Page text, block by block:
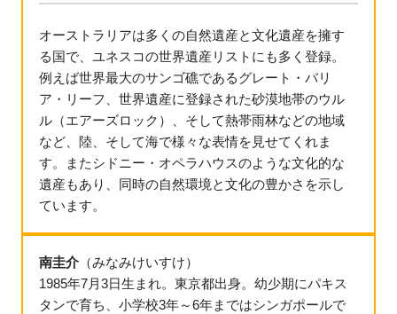
オーストラリアは多くの自然遺産と文化遺産を擁す
る国で、ユネスコの世界遺産リストにも多く登録。
例えば世界最大のサンゴ礁であるグレート・バリ
ア・リーフ、世界遺産に登録された砂漠地帯のウル
ル（エアーズロック）、そして熱帯雨林などの地域
など、陸、そして海で様々な表情を見せてくれま
す。またシドニー・オペラハウスのような文化的な
遺産もあり、同時の自然環境と文化の豊かさを示し
ています。
南圭介（みなみけいすけ）
1985年7月3日生まれ。東京都出身。幼少期にパキス
タンで育ち、小学校3年～6年まではシンガポールで